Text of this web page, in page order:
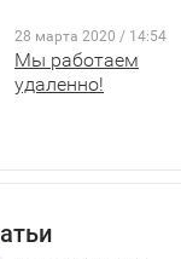
28 марта 2020 / 14:54
Мы работаем
удаленно!